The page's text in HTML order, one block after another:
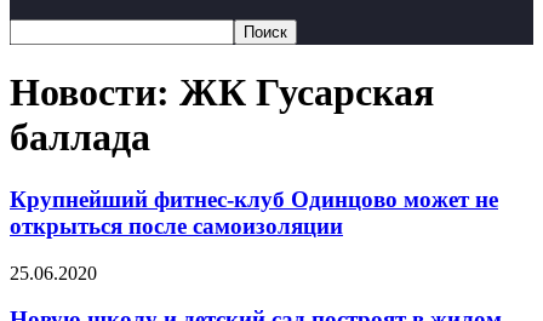
Новости: ЖК Гусарская
баллада
Крупнейший фитнес-клуб Одинцово может не
открыться после самоизоляции
25.06.2020